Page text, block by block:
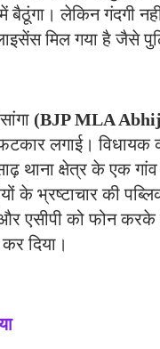
लेकिन गंदगी नहीं
मिल गया है जैसे
(BJP MLA
लगाई। विधायक
थाना क्षेत्र के एक
के भ्रष्टाचार की
और एसीपी को फोन
दिया।